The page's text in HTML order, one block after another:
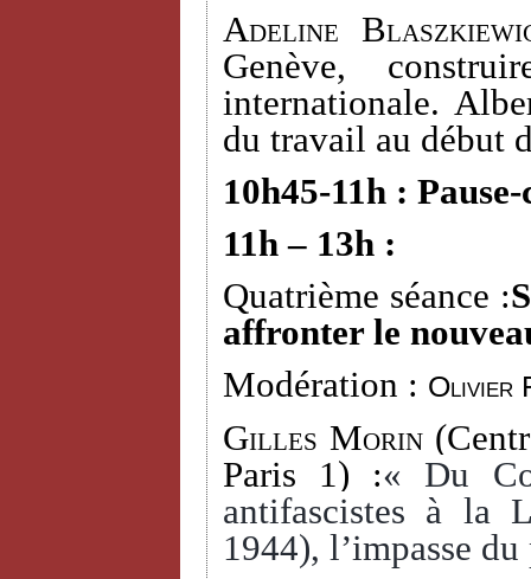
Adeline
Genève,
internationale.
du travail au début
10h45-11h : Pause-
11h – 13h :
Quatrième séance :
affronter le
Modération : Olivier
Gilles Morin
Paris 1) :« Du
antifascistes à la
1944), l’impasse